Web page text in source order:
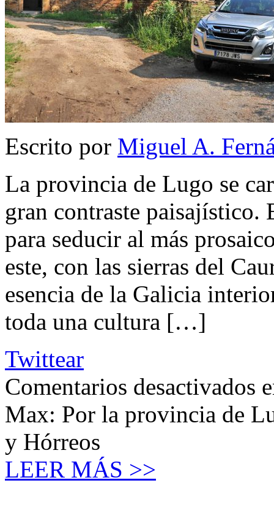
Escrito por Miguel A.
La provincia de Lugo se
gran contraste
para seducir al más
este, con las sierras del
esencia de la Galicia
toda una cultura […]
Twittear
Comentarios desactivados
Max: Por la provincia de
y Hórreos
LEER MÁS >>